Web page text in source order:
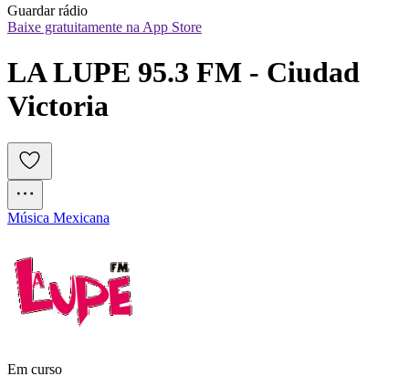
Guardar rádio
Baixe gratuitamente na App Store
LA LUPE 95.3 FM - Ciudad
Victoria
Música Mexicana
Em curso